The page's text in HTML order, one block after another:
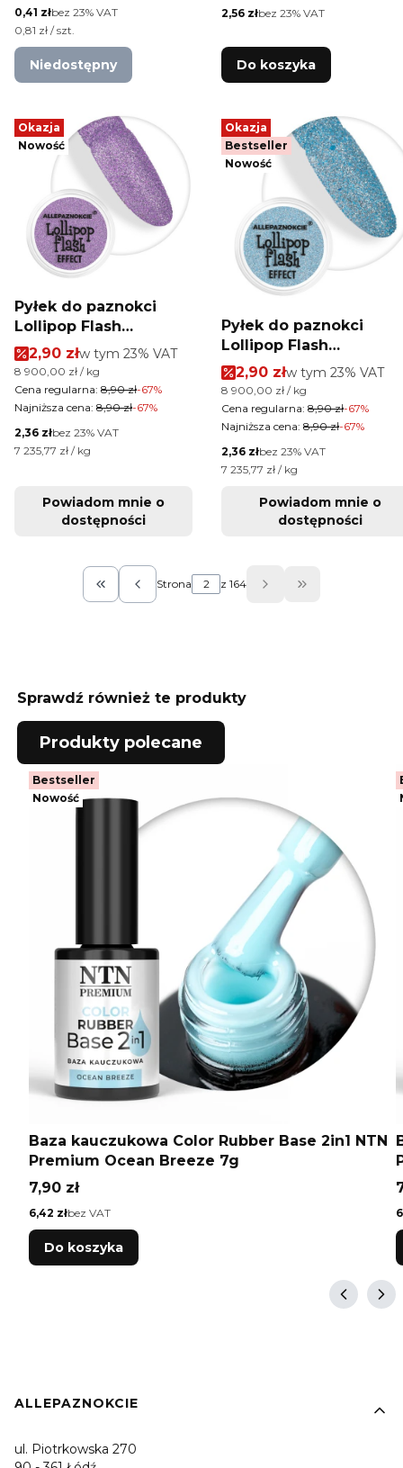
Cena netto
0,41 złbez 23% VAT
Cena jednostkowa netto
0,81 zł / szt.
Niedostępny
Cena netto
2,56 złbez 23% VAT
Do koszyka
Okazja
Nowość
Pyłek do paznokci
Lollipop Flash
Allepaznokcie 3 ml Nr
11
Cena promocyjna brutto
2,90 złw tym %s VAT
w tym 23% VAT
Cena jednostkowa brutto
8 900,00 zł / kg
Cena regularna: 8,90 zł-67%
Najniższa cena: 8,90 zł-67%
Cena netto
2,36 złbez 23% VAT
Cena jednostkowa netto
7 235,77 zł / kg
Powiadom mnie o
dostępności
Okazja
Bestseller
Nowość
Pyłek do paznokci
Lollipop Flash
Allepaznokcie 3 ml Nr
Cena promocyjna
2,90 złw tym %s VAT
w tym 23% VAT
Cena jednostkowa brutto
8 900,00 zł / kg
Cena regularna: 8,90 zł-67%
Najniższa cena: 8,90 zł-67%
Cena netto
2,36 złbez 23% VAT
Cena jednostkowa netto
7 235,77 zł / kg
Powiadom mnie o
dostępności
Wróć do pierwszej strony z produktami
Strona z 164 Przejdź do
Sprawdź również te produkty
Produkty polecane
Bestseller
Nowość
Baza kauczukowa Color Rubber Base 2in1 NTN
Premium Ocean Breeze 7g
Cena
7,90 zł
Cena
6,42 złbez VAT
Do koszyka
Linki w stopce
ALLEPAZNOKCIE
ul. Piotrkowska 270